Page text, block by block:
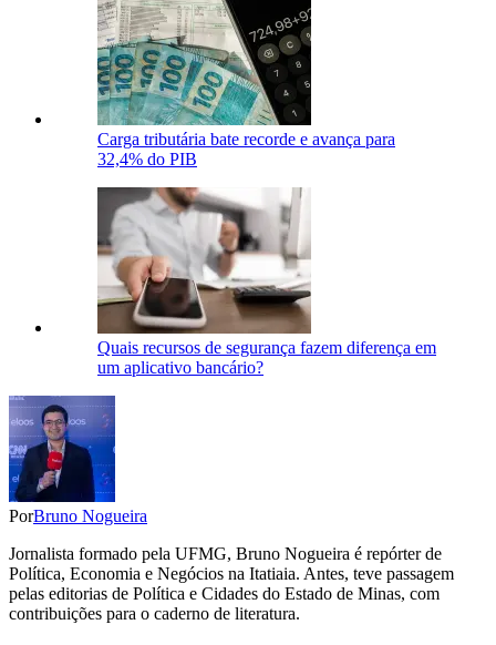
Carga tributária bate recorde e avança para
32,4% do PIB
Quais recursos de segurança fazem diferença em
um aplicativo bancário?
PorBruno Nogueira
Jornalista formado pela UFMG, Bruno Nogueira é repórter de
Política, Economia e Negócios na Itatiaia. Antes, teve passagem
pelas editorias de Política e Cidades do Estado de Minas, com
contribuições para o caderno de literatura.